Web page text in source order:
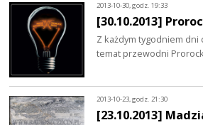
2013-10-30, godz. 19:33
[30.10.2013]
Z każdym tygodniem dni
temat przewodni
2013-10-23, godz. 21:30
[23.10.2013]